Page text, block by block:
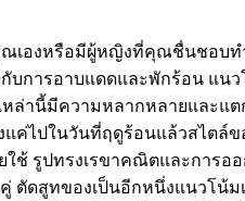
เองหรือมีผู้หญิงที่คุณชื่นชอบ
กับการอาบแดดและพักร้อน แ
านี้มีความหลากหลายและแต
ค่ไปในวันที่ฤดูร้อนแล้วสไตล์
ช้ รูปทรงเรขาคณิตและการ
ดสูทของเป็นอีกหนึ่งแนวโน้ม